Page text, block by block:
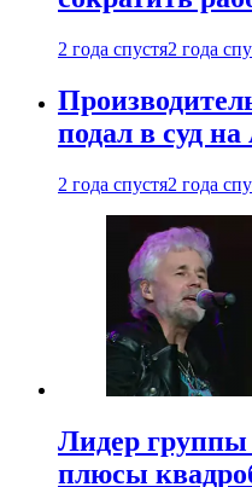
2 года спустя2 года
подал в суд
2 года спустя2 года
Лидер
плюсы